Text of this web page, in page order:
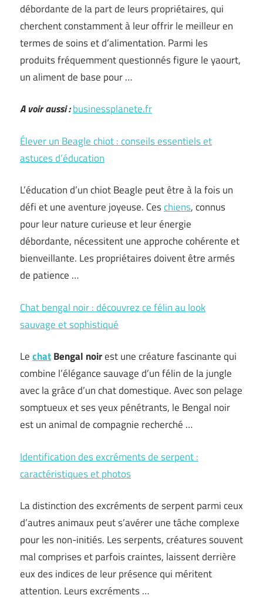
débordante de la part de leurs propriétaires, qui
cherchent constamment à leur offrir le meilleur en
termes de soins et d’alimentation. Parmi les
produits fréquemment questionnés figure le yaourt,
un aliment de base pour …
A voir aussi :businessplanete.fr
Élever un Beagle chiot : conseils essentiels et
astuces d’éducation
L’éducation d’un chiot Beagle peut être à la fois un
défi et une aventure joyeuse. Ceschiens, connus
pour leur nature curieuse et leur énergie
débordante, nécessitent une approche cohérente et
bienveillante. Les propriétaires doivent être armés
de patience …
Chat bengal noir : découvrez ce félin au look
sauvage et sophistiqué
LechatBengal noirest une créature fascinante qui
combine l’élégance sauvage d’un félin de la jungle
avec la grâce d’un chat domestique. Avec son pelage
somptueux et ses yeux pénétrants, le Bengal noir
est un animal de compagnie recherché …
Identification des excréments de serpent :
caractéristiques et photos
La distinction des excréments de serpent parmi ceux
d’autres animaux peut s’avérer une tâche complexe
pour les non-initiés. Les serpents, créatures souvent
mal comprises et parfois craintes, laissent derrière
eux des indices de leur présence qui méritent
attention. Leurs excréments …